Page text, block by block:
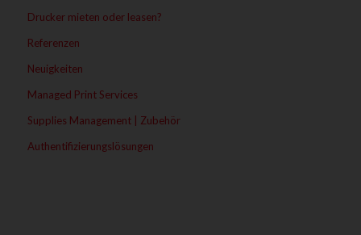
Drucker mieten oder leasen?
Referenzen
Neuigkeiten
Managed Print Services
Supplies Management | Zubehör
Authentifizierungslösungen